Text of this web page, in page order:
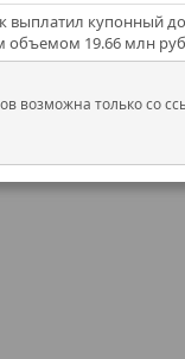
выплатил купонный
объемом 19.66 млн руб
возможна только со